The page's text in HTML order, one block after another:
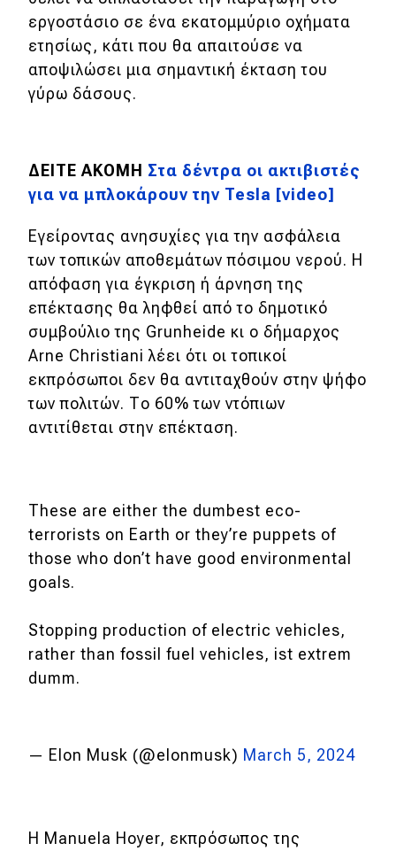
εργοστάσιο σε ένα εκατομμύριο οχήματα
ετησίως, κάτι που θα απαιτούσε να
αποψιλώσει μια σημαντική έκταση του
γύρω δάσους.
ΔΕΙΤΕ ΑΚΟΜΗ Στα δέντρα οι ακτιβιστές
για να μπλοκάρουν την Tesla [video]
Εγείροντας ανησυχίες για την ασφάλεια
των τοπικών αποθεμάτων πόσιμου νερού. Η
απόφαση για έγκριση ή άρνηση της
επέκτασης θα ληφθεί από το δημοτικό
συμβούλιο της Grunheide κι ο δήμαρχος
Arne Christiani λέει ότι οι τοπικοί
εκπρόσωποι δεν θα αντιταχθούν στην ψήφο
των πολιτών. Το 60% των ντόπιων
αντιτίθεται στην επέκταση.
These are either the dumbest eco-
terrorists on Earth or they’re puppets of
those who don’t have good environmental
goals.
Stopping production of electric vehicles,
rather than fossil fuel vehicles, ist extrem
dumm.
— Elon Musk (@elonmusk) March 5, 2024
Η Manuela Hoyer, εκπρόσωπος της